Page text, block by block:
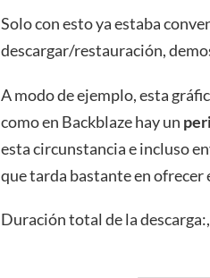
Solo con esto ya estaba
descargar/restauración,
A modo de ejemplo, esta
como en Backblaze hay un
esta circunstancia e incluso
que tarda bastante en ofrecer
Duración total de la